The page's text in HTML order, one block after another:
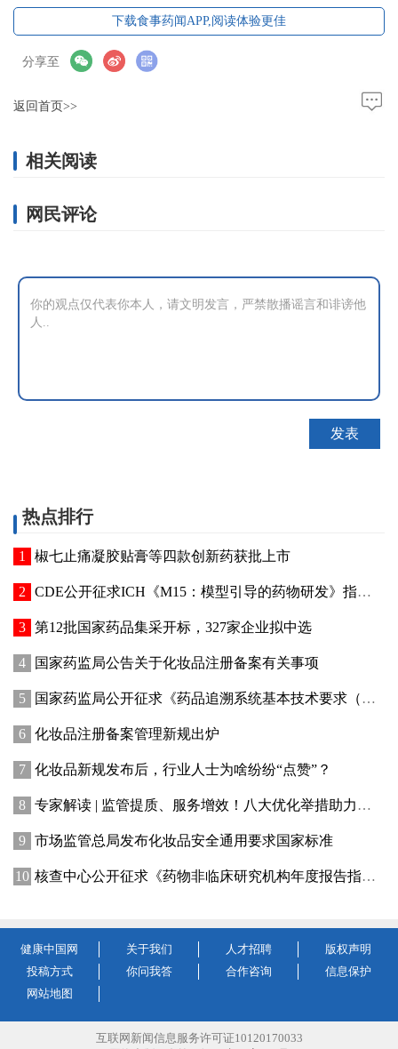
下载食事药闻APP,阅读体验更佳
分享至
返回首页>>
相关阅读
网民评论
热点排行
椒七止痛凝胶贴膏等四款创新药获批上市
CDE公开征求ICH《M15：模型引导的药物研发》指导原则实施建议和中文翻译稿意见
第12批国家药品集采开标，327家企业拟中选
国家药监局公告关于化妆品注册备案有关事项
国家药监局公开征求《药品追溯系统基本技术要求（修订征求意见稿）》意见
化妆品注册备案管理新规出炉
化妆品新规发布后，行业人士为啥纷纷“点赞”？
专家解读 | 监管提质、服务增效！八大优化举措助力提升化妆品行业创新活力
市场监管总局发布化妆品安全通用要求国家标准
核查中心公开征求《药物非临床研究机构年度报告指南（征求意见稿）》意见
健康中国网 关于我们 人才招聘
版权声明
投稿方式
你问我答 合作咨询
信息保护
网站地图
互联网新闻信息服务许可证10120170033